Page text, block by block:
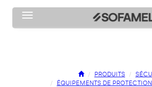
Toggle navigation
PRODUITS
ÉQUIPEMENTS DE